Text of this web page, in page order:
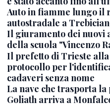
Auto in fiamme lungo il
autostradale a
Il giuramento dei nuovi
della scuola "Vincenzo
Il prefetto di Trieste
protocollo per
cadaveri senza nome
La nave che trasporta
Goliath arriva a